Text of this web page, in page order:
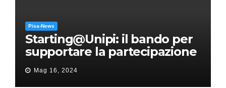
Pisa-News
Starting@Unipi: il bando per
supportare la partecipazione
all’ERC Starting Grant
Mag 16, 2024